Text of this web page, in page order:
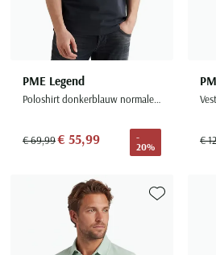
PME Legend
Poloshirt donkerblauw normale fit
€ 69,99€ 55,99
-
20%
€
Toevoegen